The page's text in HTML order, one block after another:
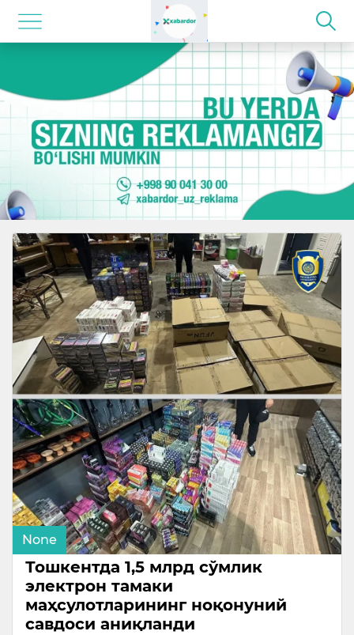
None
Тошкентда 1,5 млрд сўмлик
электрон тамаки
маҳсулотларининг ноқонуний
савдоси аниқланди